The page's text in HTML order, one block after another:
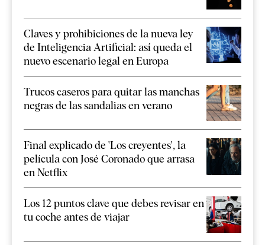
Claves y prohibiciones de la nueva ley
de Inteligencia Artificial: así queda el
nuevo escenario legal en Europa
Trucos caseros para quitar las manchas
negras de las sandalias en verano
Final explicado de 'Los creyentes', la
película con José Coronado que arrasa
en Netflix
Los 12 puntos clave que debes revisar en
tu coche antes de viajar